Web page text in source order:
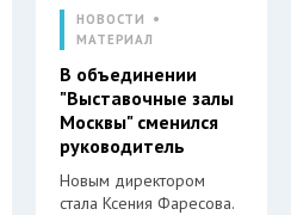
НОВОСТИ
МАТЕРИАЛ
В объединении
"Выставочные залы
Москвы" сменился
руководитель
Новым директором
стала Ксения Фаресова.